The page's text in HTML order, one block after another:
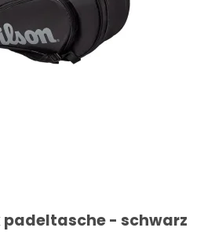
padeltasche - schwarz